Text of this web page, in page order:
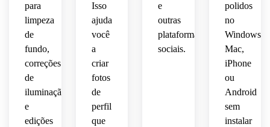
para
limpeza
de
fundo,
correções
de
iluminação
e
edições
Isso
ajuda
você
a
criar
fotos
de
perfil
que
e
outras
plataformas
sociais.
polidos
no
Windows,
Mac,
iPhone
ou
Android
sem
instalar